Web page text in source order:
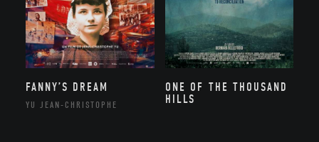
FANNY’S DREAM
YU JEAN-CHRISTOPHE
ONE OF THE THOUSAND
HILLS